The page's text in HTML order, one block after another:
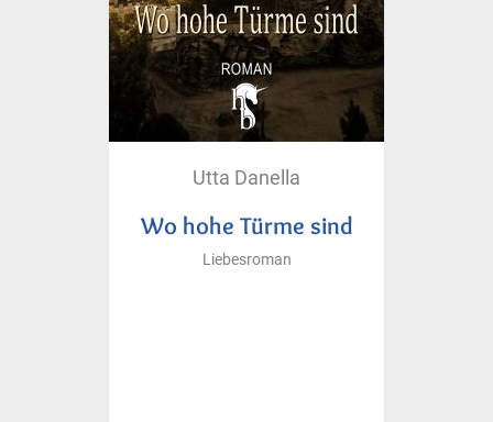
Utta Danella
Wo hohe Türme sind
Liebesroman